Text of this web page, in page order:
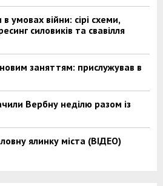
умовах війни: сірі схеми,
силовиків та свавілля
заняттям: прислужував в
Вербну неділю разом із
ялинку міста (ВІДЕО)